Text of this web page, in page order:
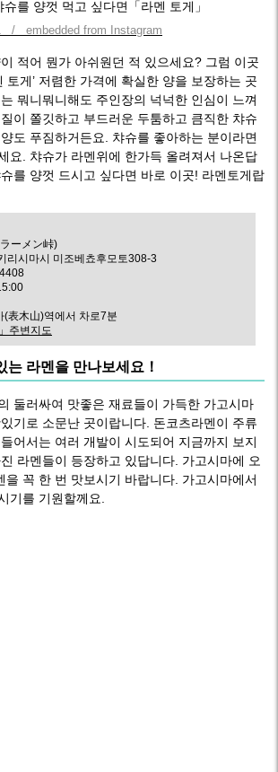
/ embedded from Instagram
적어 뭔가 아쉬원던 적 있으세요? 그럼 이곳
토게’ 저렴한 가격에 확실한 양을 보장하는 곳
뭐니뭐니해도 주인장의 넉넉한 인심이 느껴
이 쫄깃하고 부드러운 두툼하고 큼직한 챠슈
도 푸짐하거든요. 챠슈를 좋아하는 분이라면
요. 챠슈가 라멘위에 한가득 올려져서 나온답
를 양껏 드시고 싶다면 바로 이곳! 라멘토게랍
ーメン峠)
리시마시 미조베쵸후모토308-3
(表木山)역에서 차로7분
주변지도
는 라멘을 만나보세요！
둘러싸여 맛좋은 재료들이 가득한 가고시마
기로 소문난 곳이랍니다. 돈코츠라멘이 주류
어서는 여러 개발이 시도되어 지금까지 보지
라멘들이 등장하고 있답니다. 가고시마에 오
을 꼭 한 번 맛보시기 바랍니다. 가고시마에서
기를 기원할께요.